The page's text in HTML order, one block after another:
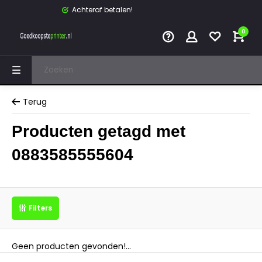
Achteraf betalen!
0
Terug
Producten getagd met
0883585555604
Filters
Geen producten gevonden!...